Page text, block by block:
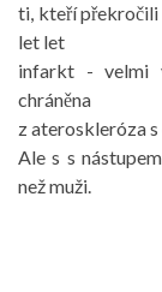
ti, kteří překročili
let let
infarkt - velmi
chráněna
z ateroskleróza
Ale s s
než muži.